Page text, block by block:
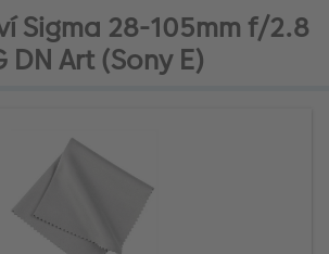
Sigma 28-105mm f/2.8
DN Art (Sony E)